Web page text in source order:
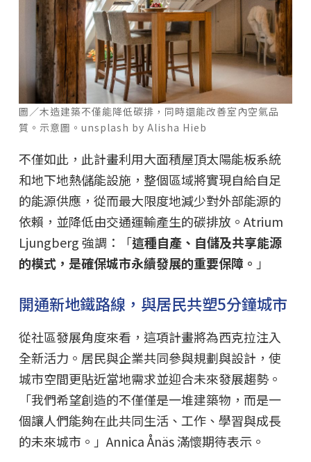
圖／木造建築不僅能降低碳排，同時還能改善室內空氣品
質。示意圖。unsplash by Alisha Hieb
不僅如此，此計畫利用大面積屋頂太陽能板系統
和地下地熱儲能設施，整個區域將實現自給自足
的能源供應，從而最大限度地減少對外部能源的
依賴，並降低由交通運輸產生的碳排放。Atrium
Ljungberg 強調：「這種自產、自儲及共享能源
的模式，是確保城市永續發展的重要保障。 」
開通新地鐵路線，與居民共塑5分鐘城市
從社區發展角度來看，這項計畫將為西克拉注入
全新活力。居民與企業共同參與規劃與設計，使
城市空間更貼近當地需求並迎合未來發展趨勢。
「我們希望創造的不僅僅是一堆建築物，而是一
個讓人們能夠在此共同生活、工作、學習與成長
的未來城市。」Annica Ånäs 滿懷期待表示。